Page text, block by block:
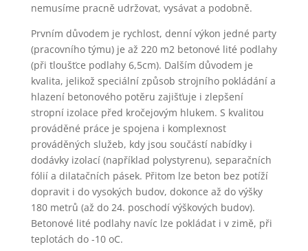
nemusíme pracně udržovat, vysávat a podobně.
Prvním důvodem je rychlost, denní výkon jedné party
(pracovního týmu) je až 220 m2 betonové lité podlahy
(při tloušťce podlahy 6,5cm). Dalším důvodem je
kvalita, jelikož speciální způsob strojního pokládání a
hlazení betonového potěru zajišťuje i zlepšení
stropní izolace před kročejovým hlukem. S kvalitou
prováděné práce je spojena i komplexnost
prováděných služeb, kdy jsou součástí nabídky i
dodávky izolací (například polystyrenu), separačních
fólií a dilatačních pásek. Přitom lze beton bez potíží
dopravit i do vysokých budov, dokonce až do výšky
180 metrů (až do 24. poschodí výškových budov).
Betonové lité podlahy navíc lze pokládat i v zimě, při
teplotách do -10 oC.